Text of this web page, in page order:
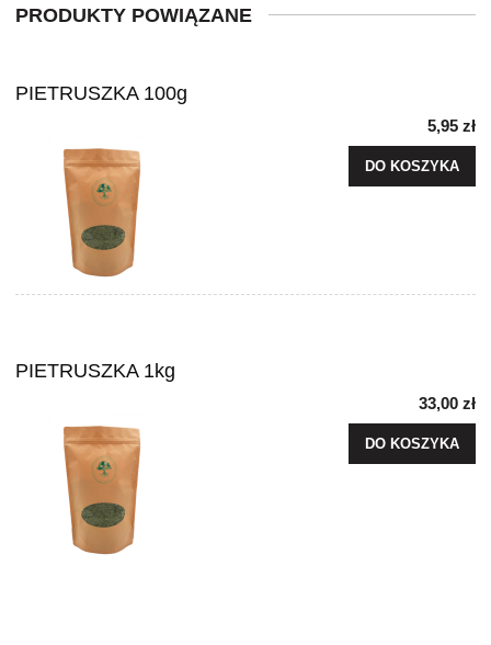
PRODUKTY POWIĄZANE
PIETRUSZKA 100g
5,95 zł
DO KOSZYKA
PIETRUSZKA 1kg
33,00 zł
DO KOSZYKA